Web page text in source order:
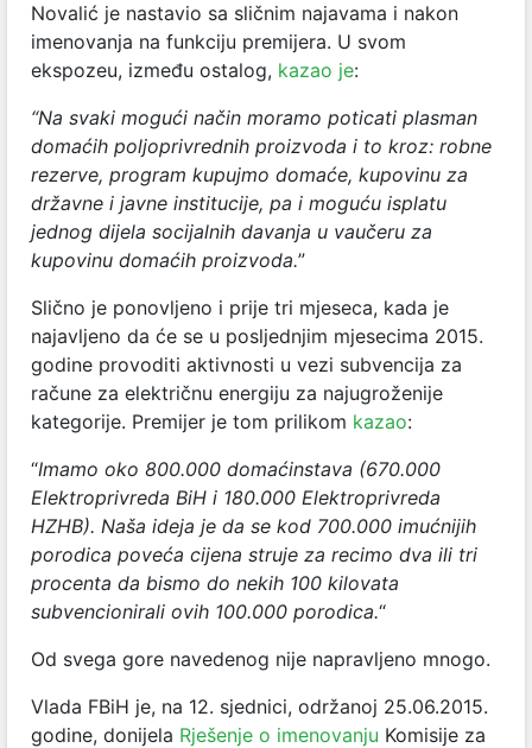
Novalić je nastavio sa sličnim najavama i nakon
imenovanja na funkciju premijera. U svom
ekspozeu, između ostalog, kazao je:
“Na svaki mogući način moramo poticati plasman
domaćih poljoprivrednih proizvoda i to kroz: robne
rezerve, program kupujmo domaće, kupovinu za
državne i javne institucije, pa i moguću isplatu
jednog dijela socijalnih davanja u vaučeru za
kupovinu domaćih proizvoda.”
Slično je ponovljeno i prije tri mjeseca, kada je
najavljeno da će se u posljednjim mjesecima 2015.
godine provoditi aktivnosti u vezi subvencija za
račune za električnu energiju za najugroženije
kategorije. Premijer je tom prilikom kazao:
“Imamo oko 800.000 domaćinstava (670.000
Elektroprivreda BiH i 180.000 Elektroprivreda
HZHB). Naša ideja je da se kod 700.000 imućnijih
porodica poveća cijena struje za recimo dva ili tri
procenta da bismo do nekih 100 kilovata
subvencionirali ovih 100.000 porodica.“
Od svega gore navedenog nije napravljeno mnogo.
Vlada FBiH je, na 12. sjednici, održanoj 25.06.2015.
godine, donijela Rješenje o imenovanju Komisije za